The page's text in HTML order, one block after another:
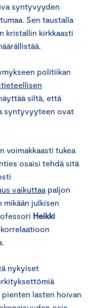
syntyvyyden
Sen taustalla
kristallin kirkkaasti
politiikan
siltä, että
syntyvyyteen ovat
voimakkaasti tukea
osaisi tehdä sitä
vaikuttaa paljon
julkisen
Heikki
nykyiset
lasten hoivan